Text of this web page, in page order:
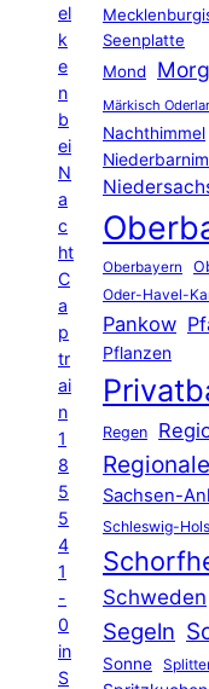
el
k
e
n
b
ei
N
a
c
ht
C
a
p
tr
ai
n
1
8
5
5
4
1
-
0
in
S
Seenplatte
Mond
Märkisch
Nachthimmel
Niederbarnim
Oberbayern
Oder-Havel-
Pankow
Pflanzen
Regen
Sachsen-
Schleswig-
Schweden
Segeln
Sonne